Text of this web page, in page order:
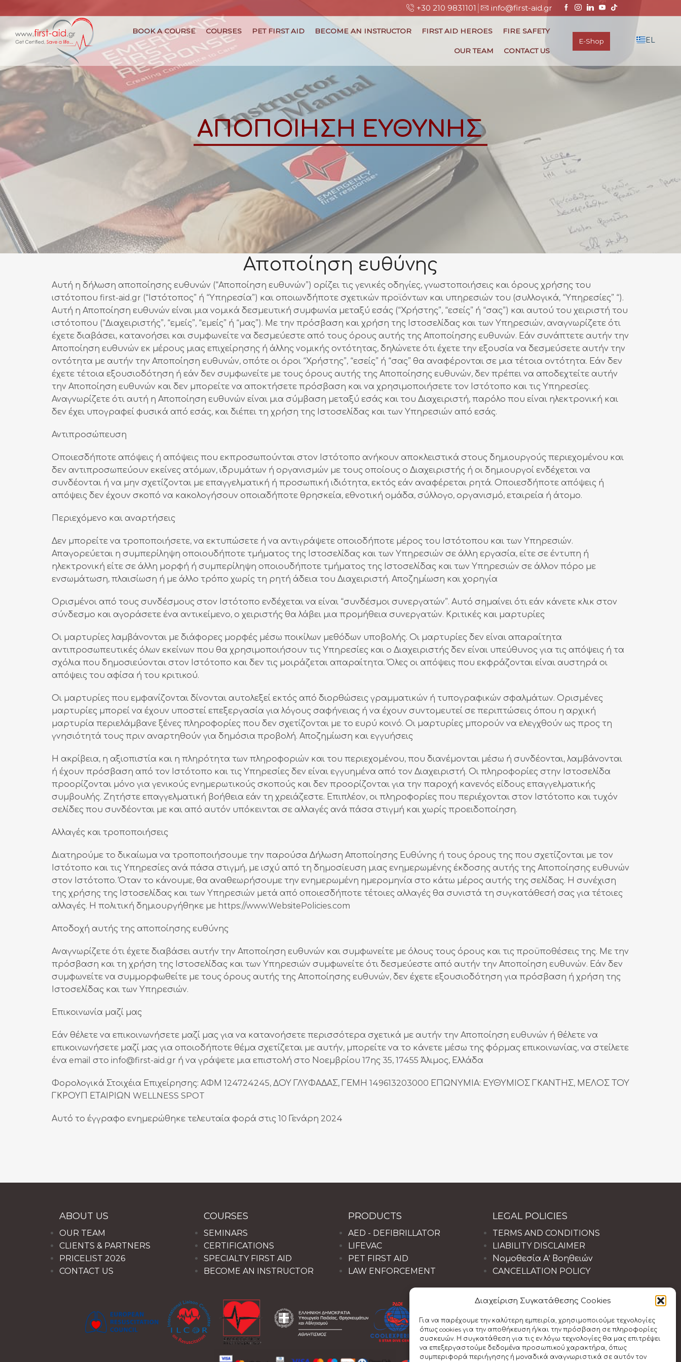
Διαχείριση Συγκατάθεσης Cookies
Για να παρέχουμε την καλύτερη εμπειρία, χρησιμοποιούμε τεχνολογίες
όπως cookies για την αποθήκευση ή/και την πρόσβαση σε πληροφορίες
συσκευών. Η συγκατάθεση για τις εν λόγω τεχνολογίες θα μας επιτρέψει
να επεξεργαστούμε δεδομένα προσωπικού χαρακτήρα, όπως
συμπεριφορά περιήγησης ή μοναδικά αναγνωριστικά σε αυτόν τον
+30 210 9831101 info@first-aid.gr
BOOK A COURSE COURSES PET FIRST AID BECOME AN INSTRUCTOR FIRST AID HEROES FIRE SAFETY
OUR TEAM CONTACT US
E-Shop EL
ΑΠΟΠΟΙΗΣΗ ΕΥΘΥΝΗΣ
Αποποίηση ευθύνης
Αυτή η δήλωση αποποίησης ευθυνών (“Αποποίηση ευθυνών”) ορίζει τις γενικές οδηγίες, γνωστοποιήσεις και όρους χρήσης του
ιστότοπου first-aid.gr (“Ιστότοπος” ή “Υπηρεσία”) και οποιωνδήποτε σχετικών προϊόντων και υπηρεσιών του (συλλογικά, “Υπηρεσίες” “).
Αυτή η Αποποίηση ευθυνών είναι μια νομικά δεσμευτική συμφωνία μεταξύ εσάς (“Χρήστης”, “εσείς” ή “σας”) και αυτού του χειριστή του
ιστότοπου (“Διαχειριστής”, “εμείς”, “εμείς” ή “μας”). Με την πρόσβαση και χρήση της Ιστοσελίδας και των Υπηρεσιών, αναγνωρίζετε ότι
έχετε διαβάσει, κατανοήσει και συμφωνείτε να δεσμεύεστε από τους όρους αυτής της Αποποίησης ευθυνών. Εάν συνάπτετε αυτήν την
Αποποίηση ευθυνών εκ μέρους μιας επιχείρησης ή άλλης νομικής οντότητας, δηλώνετε ότι έχετε την εξουσία να δεσμεύσετε αυτήν την
οντότητα με αυτήν την Αποποίηση ευθυνών, οπότε οι όροι “Χρήστης”, “εσείς” ή “σας” θα αναφέρονται σε μια τέτοια οντότητα. Εάν δεν
έχετε τέτοια εξουσιοδότηση ή εάν δεν συμφωνείτε με τους όρους αυτής της Αποποίησης ευθυνών, δεν πρέπει να αποδεχτείτε αυτήν
την Αποποίηση ευθυνών και δεν μπορείτε να αποκτήσετε πρόσβαση και να χρησιμοποιήσετε τον Ιστότοπο και τις Υπηρεσίες.
Αναγνωρίζετε ότι αυτή η Αποποίηση ευθυνών είναι μια σύμβαση μεταξύ εσάς και του Διαχειριστή, παρόλο που είναι ηλεκτρονική και
δεν έχει υπογραφεί φυσικά από εσάς, και διέπει τη χρήση της Ιστοσελίδας και των Υπηρεσιών από εσάς.
Αντιπροσώπευση
Οποιεσδήποτε απόψεις ή απόψεις που εκπροσωπούνται στον Ιστότοπο ανήκουν αποκλειστικά στους δημιουργούς περιεχομένου και
δεν αντιπροσωπεύουν εκείνες ατόμων, ιδρυμάτων ή οργανισμών με τους οποίους ο Διαχειριστής ή οι δημιουργοί ενδέχεται να
συνδέονται ή να μην σχετίζονται με επαγγελματική ή προσωπική ιδιότητα, εκτός εάν αναφέρεται ρητά. Οποιεσδήποτε απόψεις ή
απόψεις δεν έχουν σκοπό να κακολογήσουν οποιαδήποτε θρησκεία, εθνοτική ομάδα, σύλλογο, οργανισμό, εταιρεία ή άτομο.
Περιεχόμενο και αναρτήσεις
Δεν μπορείτε να τροποποιήσετε, να εκτυπώσετε ή να αντιγράψετε οποιοδήποτε μέρος του Ιστότοπου και των Υπηρεσιών.
Απαγορεύεται η συμπερίληψη οποιουδήποτε τμήματος της Ιστοσελίδας και των Υπηρεσιών σε άλλη εργασία, είτε σε έντυπη ή
ηλεκτρονική είτε σε άλλη μορφή ή συμπερίληψη οποιουδήποτε τμήματος της Ιστοσελίδας και των Υπηρεσιών σε άλλον πόρο με
ενσωμάτωση, πλαισίωση ή με άλλο τρόπο χωρίς τη ρητή άδεια του Διαχειριστή. Αποζημίωση και χορηγία
Ορισμένοι από τους συνδέσμους στον Ιστότοπο ενδέχεται να είναι “συνδέσμοι συνεργατών”. Αυτό σημαίνει ότι εάν κάνετε κλικ στον
σύνδεσμο και αγοράσετε ένα αντικείμενο, ο χειριστής θα λάβει μια προμήθεια συνεργατών. Κριτικές και μαρτυρίες
Οι μαρτυρίες λαμβάνονται με διάφορες μορφές μέσω ποικίλων μεθόδων υποβολής. Οι μαρτυρίες δεν είναι απαραίτητα
αντιπροσωπευτικές όλων εκείνων που θα χρησιμοποιήσουν τις Υπηρεσίες και ο Διαχειριστής δεν είναι υπεύθυνος για τις απόψεις ή τα
σχόλια που δημοσιεύονται στον Ιστότοπο και δεν τις μοιράζεται απαραίτητα. Όλες οι απόψεις που εκφράζονται είναι αυστηρά οι
απόψεις του αφίσα ή του κριτικού.
Οι μαρτυρίες που εμφανίζονται δίνονται αυτολεξεί εκτός από διορθώσεις γραμματικών ή τυπογραφικών σφαλμάτων. Ορισμένες
μαρτυρίες μπορεί να έχουν υποστεί επεξεργασία για λόγους σαφήνειας ή να έχουν συντομευτεί σε περιπτώσεις όπου η αρχική
μαρτυρία περιελάμβανε ξένες πληροφορίες που δεν σχετίζονται με το ευρύ κοινό. Οι μαρτυρίες μπορούν να ελεγχθούν ως προς τη
γνησιότητά τους πριν αναρτηθούν για δημόσια προβολή. Αποζημίωση και εγγυήσεις
Η ακρίβεια, η αξιοπιστία και η πληρότητα των πληροφοριών και του περιεχομένου, που διανέμονται μέσω ή συνδέονται, λαμβάνονται
ή έχουν πρόσβαση από τον Ιστότοπο και τις Υπηρεσίες δεν είναι εγγυημένα από τον Διαχειριστή. Οι πληροφορίες στην Ιστοσελίδα
προορίζονται μόνο για γενικούς ενημερωτικούς σκοπούς και δεν προορίζονται για την παροχή κανενός είδους επαγγελματικής
συμβουλής. Ζητήστε επαγγελματική βοήθεια εάν τη χρειάζεστε. Επιπλέον, οι πληροφορίες που περιέχονται στον Ιστότοπο και τυχόν
σελίδες που συνδέονται με και από αυτόν υπόκεινται σε αλλαγές ανά πάσα στιγμή και χωρίς προειδοποίηση.
Αλλαγές και τροποποιήσεις
Διατηρούμε το δικαίωμα να τροποποιήσουμε την παρούσα Δήλωση Αποποίησης Ευθύνης ή τους όρους της που σχετίζονται με τον
Ιστότοπο και τις Υπηρεσίες ανά πάσα στιγμή, με ισχύ από τη δημοσίευση μιας ενημερωμένης έκδοσης αυτής της Αποποίησης ευθυνών
στον Ιστότοπο. Όταν το κάνουμε, θα αναθεωρήσουμε την ενημερωμένη ημερομηνία στο κάτω μέρος αυτής της σελίδας. Η συνέχιση
της χρήσης της Ιστοσελίδας και των Υπηρεσιών μετά από οποιεσδήποτε τέτοιες αλλαγές θα συνιστά τη συγκατάθεσή σας για τέτοιες
αλλαγές. Η πολιτική δημιουργήθηκε με https://www.WebsitePolicies.com
Αποδοχή αυτής της αποποίησης ευθύνης
Αναγνωρίζετε ότι έχετε διαβάσει αυτήν την Αποποίηση ευθυνών και συμφωνείτε με όλους τους όρους και τις προϋποθέσεις της. Με την
πρόσβαση και τη χρήση της Ιστοσελίδας και των Υπηρεσιών συμφωνείτε ότι δεσμεύεστε από αυτήν την Αποποίηση ευθυνών. Εάν δεν
συμφωνείτε να συμμορφωθείτε με τους όρους αυτής της Αποποίησης ευθυνών, δεν έχετε εξουσιοδότηση για πρόσβαση ή χρήση της
Ιστοσελίδας και των Υπηρεσιών.
Επικοινωνία μαζί μας
Εάν θέλετε να επικοινωνήσετε μαζί μας για να κατανοήσετε περισσότερα σχετικά με αυτήν την Αποποίηση ευθυνών ή θέλετε να
επικοινωνήσετε μαζί μας για οποιοδήποτε θέμα σχετίζεται με αυτήν, μπορείτε να το κάνετε μέσω της φόρμας επικοινωνίας, να στείλετε
ένα email στο info@first-aid.gr ή να γράψετε μια επιστολή στο Νοεμβρίου 17ης 35, 17455 Άλιμος, Ελλάδα
Φορολογικά Στοιχέια Επιχείρησης: ΑΦΜ 124724245, ΔΟΥ ΓΛΥΦΑΔΑΣ, ΓΕΜΗ 149613203000 ΕΠΩΝΥΜΙΑ: ΕΥΘΥΜΙΟΣ ΓΚΑΝΤΗΣ, ΜΕΛΟΣ ΤΟΥ
ΓΚΡΟΥΠ ΕΤΑΙΡΙΩΝ WELLNESS SPOT
Αυτό το έγγραφο ενημερώθηκε τελευταία φορά στις 10 Γενάρη 2024
ABOUT US
OUR TEAM
CLIENTS & PARTNERS
PRICELIST 2026
CONTACT US
COURSES
SEMINARS
CERTIFICATIONS
SPECIALTY FIRST AID
BECOME AN INSTRUCTOR
PRODUCTS
AED - DEFIBRILLATOR
LIFEVAC
PET FIRST AID
LAW ENFORCEMENT
LEGAL POLICIES
TERMS AND CONDITIONS
LIABILITY DISCLAIMER
Νομοθεσία Α' Βοηθειών
CANCELLATION POLICY